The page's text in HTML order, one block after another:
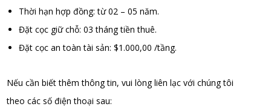
Thời hạn hợp đồng: từ 02 – 05 năm.
Đặt cọc giữ chỗ: 03 tháng tiền thuê.
Đặt cọc an toàn tài sản: $1.000,00 /tầng.
Nếu cần biết thêm thông tin, vui lòng liên lạc với chúng tôi
theo các số điện thoại sau: